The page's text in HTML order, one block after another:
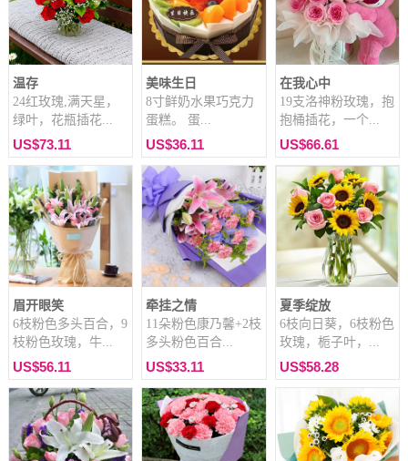
温存
24红玫瑰,满天星，
绿叶，花瓶插花...
US$73.11
美味生日
8寸鲜奶水果巧克力
蛋糕。 蛋...
US$36.11
在我心中
19支洛神粉玫瑰，抱
抱桶插花，一个...
US$66.61
眉开眼笑
6枝粉色多头百合，9
枝粉色玫瑰，牛...
US$56.11
牵挂之情
11朵粉色康乃馨+2枝
多头粉色百合...
US$33.11
夏季绽放
6枝向日葵，6枝粉色
玫瑰，栀子叶，...
US$58.28